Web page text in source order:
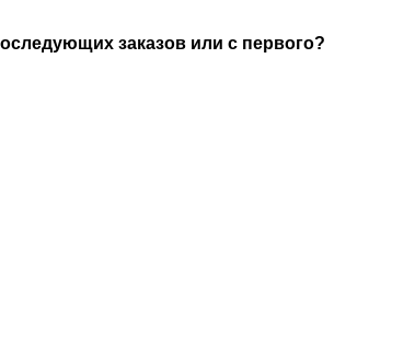
Сумма скидки зависит от стоимости
сумма
-
заказов или с первого?